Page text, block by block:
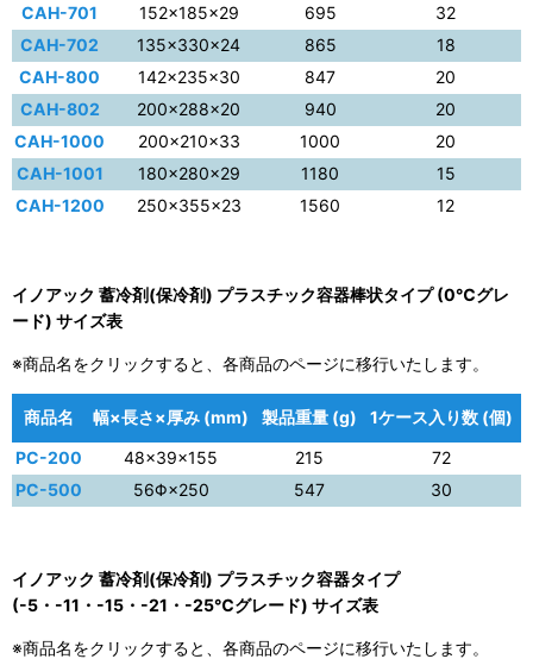
CAH-701
152×185×29 695
32
CAH-702
135×330×24 865
18
CAH-800
142×235×30 847
20
CAH-802
200×288×20 940
20
CAH-1000
200×210×33 1000
20
CAH-1001
180×280×29 1180
15
CAH-1200
250×355×23 1560 12
イノアック 蓄冷剤(保冷剤) プラスチック容器棒状タイプ (0℃グレ
ード) サイズ表
※商品名をクリックすると、各商品のページに移行いたします。
商品名 幅×長さ×厚み (mm) 製品重量 (g)
1ケース入り数 (個)
PC-200
48×39×155 215
72
PC-500
56Φ×250 547 30
イノアック 蓄冷剤(保冷剤) プラスチック容器タイプ
(-5・-11・-15・-21・-25℃グレード) サイズ表
※商品名をクリックすると、各商品のページに移行いたします。